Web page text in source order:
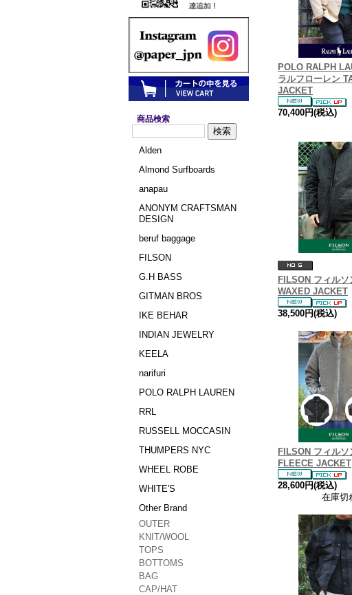
商品検索
Alden
Almond Surfboards
anapau
ANONYM CRAFTSMAN
DESIGN
beruf baggage
FILSON
G.H BASS
GITMAN BROS
IKE BEHAR
INDIAN JEWELRY
KEELA
narifuri
POLO RALPH LAUREN
RRL
RUSSELL MOCCASIN
THUMPERS NYC
WHEEL ROBE
WHITE'S
Other Brand
OUTER
KNIT/WOOL
TOPS
BOTTOMS
BAG
CAP/HAT
POLO RALPH
ラルフローレン
JACKET
70,400円(税込)
FILSON フィル
WAXED JACKET
38,500円(税込)
FILSON フィルソ
FLEECE JACKET
28,600円(税込)
在庫切